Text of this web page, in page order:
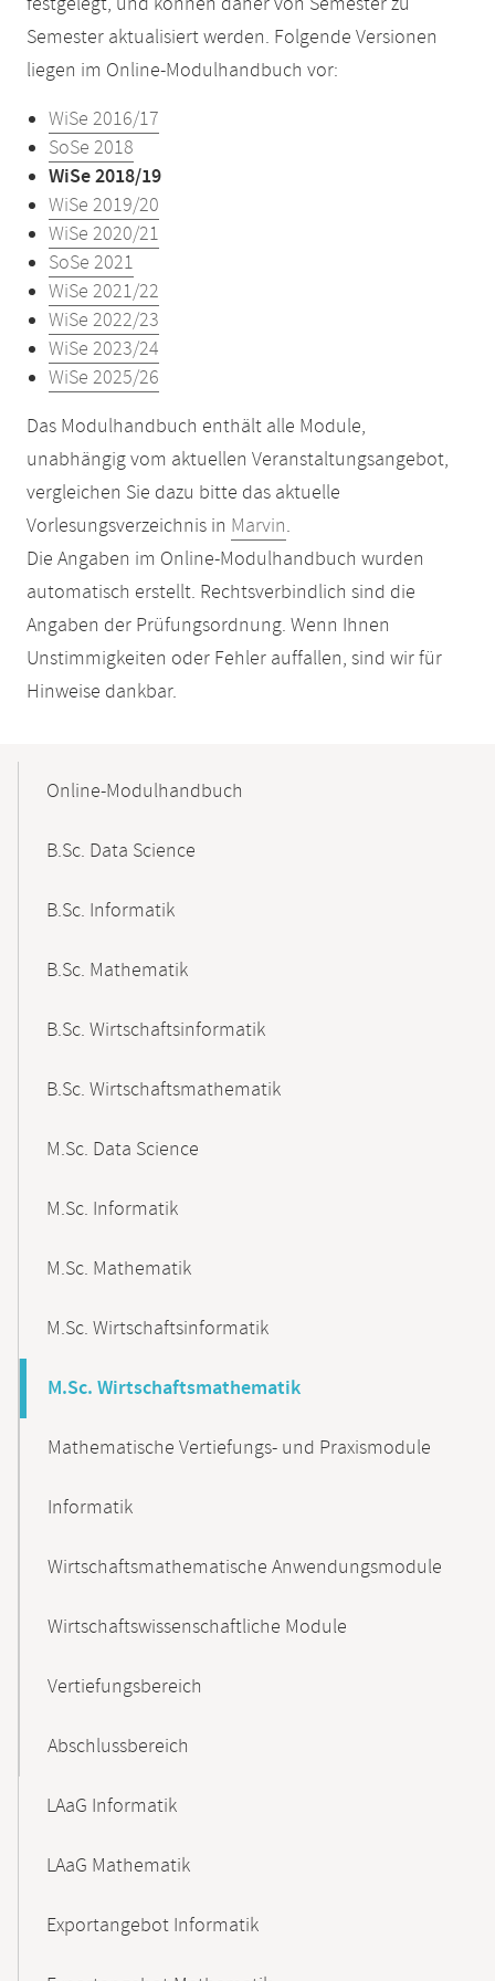
Semester aktualisiert werden. Folgende Versionen
liegen im Online-Modulhandbuch vor:
WiSe 2016/17
SoSe 2018
WiSe 2018/19
WiSe 2019/20
WiSe 2020/21
SoSe 2021
WiSe 2021/22
WiSe 2022/23
WiSe 2023/24
WiSe 2025/26
Das Modulhandbuch enthält alle Module,
unabhängig vom aktuellen Veranstaltungsangebot,
vergleichen Sie dazu bitte das aktuelle
Vorlesungsverzeichnis in Marvin.
Die Angaben im Online-Modulhandbuch wurden
automatisch erstellt. Rechtsverbindlich sind die
Angaben der Prüfungsordnung. Wenn Ihnen
Unstimmigkeiten oder Fehler auffallen, sind wir für
Hinweise dankbar.
NavigationOnline-Modulhandbuch
B.Sc. Data Science
B.Sc. Informatik
B.Sc. Mathematik
B.Sc. Wirtschaftsinformatik
B.Sc. Wirtschaftsmathematik
M.Sc. Data Science
M.Sc. Informatik
M.Sc. Mathematik
M.Sc. Wirtschaftsinformatik
M.Sc. Wirtschaftsmathematik
Mathematische Vertiefungs- und Praxismodule
Informatik
Wirtschaftsmathematische Anwendungsmodule
Wirtschaftswissenschaftliche Module
Vertiefungsbereich
Abschlussbereich
LAaG Informatik
LAaG Mathematik
Exportangebot Informatik